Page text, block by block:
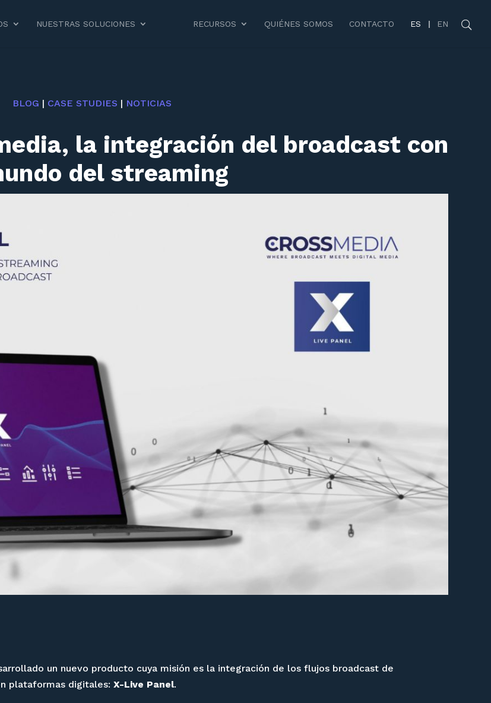
NUESTRAS SOLUCIONES RECURSOS QUIÉNES SOMOS CONTACTO ES EN
BLOG | CASE STUDIES | NOTICIAS
la integración del broadcast con
del streaming
un nuevo producto cuya misión es la integración de los flujos broadcast de
plataformas digitales:X-Live Panel.